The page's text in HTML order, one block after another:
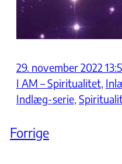
29. november 2022
I AM – Spiritualitet,
Indlæg-serie,
Forrige